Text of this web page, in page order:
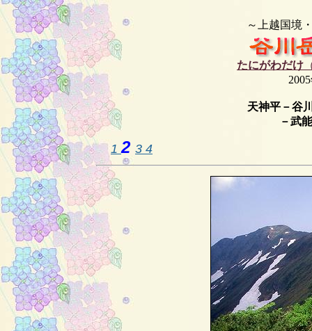
～上越国境
たにがわだけ
天神平－谷
－武
12 3 4